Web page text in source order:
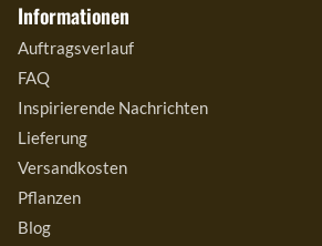
Informationen
Auftragsverlauf
FAQ
Inspirierende Nachrichten
Lieferung
Versandkosten
Pflanzen
Blog